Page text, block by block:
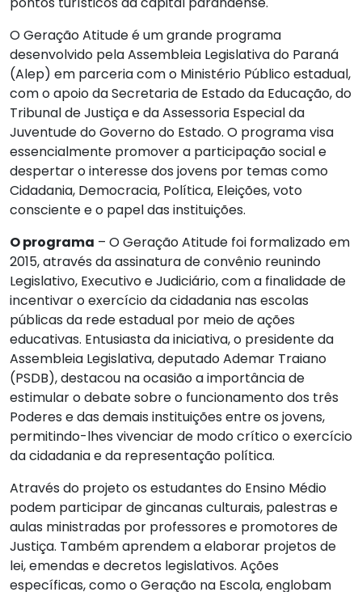
O Geração Atitude é um grande programa
desenvolvido pela Assembleia Legislativa do Paraná
(Alep) em parceria com o Ministério Público estadual,
com o apoio da Secretaria de Estado da Educação, do
Tribunal de Justiça e da Assessoria Especial da
Juventude do Governo do Estado. O programa visa
essencialmente promover a participação social e
despertar o interesse dos jovens por temas como
Cidadania, Democracia, Política, Eleições, voto
consciente e o papel das instituições.
O programa – O Geração Atitude foi formalizado em
2015, através da assinatura de convênio reunindo
Legislativo, Executivo e Judiciário, com a finalidade de
incentivar o exercício da cidadania nas escolas
públicas da rede estadual por meio de ações
educativas. Entusiasta da iniciativa, o presidente da
Assembleia Legislativa, deputado Ademar Traiano
(PSDB), destacou na ocasião a importância de
estimular o debate sobre o funcionamento dos três
Poderes e das demais instituições entre os jovens,
permitindo-lhes vivenciar de modo crítico o exercício
da cidadania e da representação política.
Através do projeto os estudantes do Ensino Médio
podem participar de gincanas culturais, palestras e
aulas ministradas por professores e promotores de
Justiça. Também aprendem a elaborar projetos de
lei,emendas e decretos legislativos. Ações
específicas, como o Geração na Escola, englobam